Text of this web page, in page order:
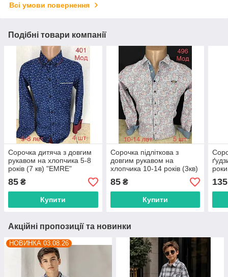
Всі умови повернення
Подібні товари компанії
Сорочка дитяча з довгим
рукавом на хлопчика 5-8
років (7 кв) "EMRE"
недорого від прямого
постачальника
85 ₴
Купити
Сорочка підліткова з
довгим рукавом на
хлопчика 10-14 років (3кв)
"EMRE" недорого від
прямого постачальника
85₴
Купити
135
Акційні пропозиції та новинки
НОВИНКА 03.08.26